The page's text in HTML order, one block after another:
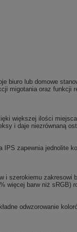
biuro lub domowe
migotania oraz funkcji
większej ilości
i daje niezrównaną
zapewnia jednolite
szerokiemu
więcej barw niż
odwzorowanie